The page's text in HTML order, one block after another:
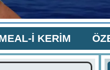
İ KERİM